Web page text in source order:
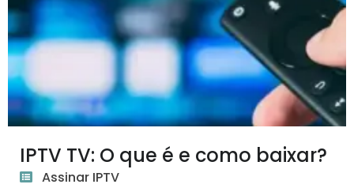
IPTV TV: O que é e como baixar?
Assinar IPTV